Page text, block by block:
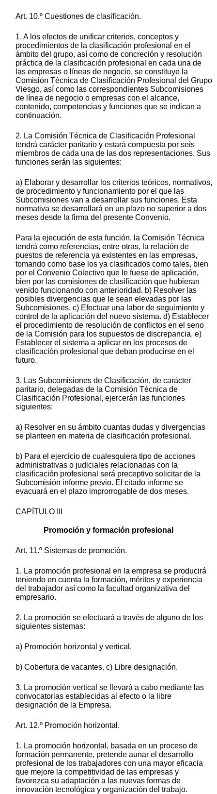
Art. 10.º Cuestiones de clasificación.
1. A los efectos de unificar criterios, conceptos y
procedimientos de la clasificación profesional en el
ámbito del grupo, así como de concreción y resolución
práctica de la clasificación profesional en cada una de
las empresas o líneas de negocio, se constituye la
Comisión Técnica de Clasificación Profesional del Grupo
Viesgo, así como las correspondientes Subcomisiones
de línea de negocio o empresas con el alcance,
contenido, competencias y funciones que se indican a
continuación.
2. La Comisión Técnica de Clasificación Profesional
tendrá carácter paritario y estará compuesta por seis
miembros de cada una de las dos representaciones. Sus
funciones serán las siguientes:
a) Elaborar y desarrollar los criterios teóricos, normativos,
de procedimiento y funcionamiento por el que las
Subcomisiones van a desarrollar sus funciones. Esta
normativa se desarrollará en un plazo no superior a dos
meses desde la firma del presente Convenio.
Para la ejecución de esta función, la Comisión Técnica
tendrá como referencias, entre otras, la relación de
puestos de referencia ya existentes en las empresas,
tomando como base los ya clasificados como tales, bien
por el Convenio Colectivo que le fuese de aplicación,
bien por las comisiones de clasificación que hubieran
venido funcionando con anterioridad. b) Resolver las
posibles divergencias que le sean elevadas por las
Subcomisiones. c) Efectuar una labor de seguimiento y
control de la aplicación del nuevo sistema. d) Establecer
el procedimiento de resolución de conflictos en el seno
de la Comisión para los supuestos de discrepancia. e)
Establecer el sistema a aplicar en los procesos de
clasificación profesional que deban producirse en el
futuro.
3. Las Subcomisiones de Clasificación, de carácter
paritario, delegadas de la Comisión Técnica de
Clasificación Profesional, ejercerán las funciones
siguientes:
a) Resolver en su ámbito cuantas dudas y divergencias
se planteen en materia de clasificación profesional.
b) Para el ejercicio de cualesquiera tipo de acciones
administrativas o judiciales relacionadas con la
clasificación profesional será preceptivo solicitar de la
Subcomisión informe previo. El citado informe se
evacuará en el plazo improrrogable de dos meses.
CAPÍTULO III
Promoción y formación profesional
Art. 11.º Sistemas de promoción.
1. La promoción profesional en la empresa se producirá
teniendo en cuenta la formación, méritos y experiencia
del trabajador así como la facultad organizativa del
empresario.
2. La promoción se efectuará a través de alguno de los
siguientes sistemas:
a) Promoción horizontal y vertical.
b) Cobertura de vacantes. c) Libre designación.
3. La promoción vertical se llevará a cabo mediante las
convocatorias establecidas al efecto o la libre
designación de la Empresa.
Art. 12.º Promoción horizontal.
1. La promoción horizontal, basada en un proceso de
formación permanente, pretende aunar el desarrollo
profesional de los trabajadores con una mayor eficacia
que mejore la competitividad de las empresas y
favorezca su adaptación a las nuevas formas de
innovación tecnológica y organización del trabajo.